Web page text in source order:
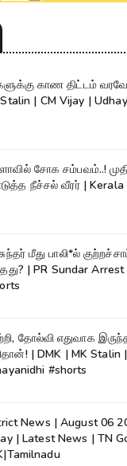
காண திட்டம் வரவே
| CM Vijay |
சோக சம்பவம்..!
நீச்சல் வீரர் | Kerala
மீது பாலி*ல்
| PR Sundar
தோல்வி எதுவாக
| DMK | MK Stalin
#shorts
News | August 06
| Latest News | TN